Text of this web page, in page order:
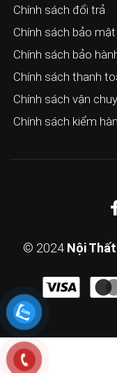
Chính sách đổi trả
Chính sách bảo mật
Chính sách bảo
Chính sách thanh
Chính sách vận
Chính sách kiểm
© 2024 Nội